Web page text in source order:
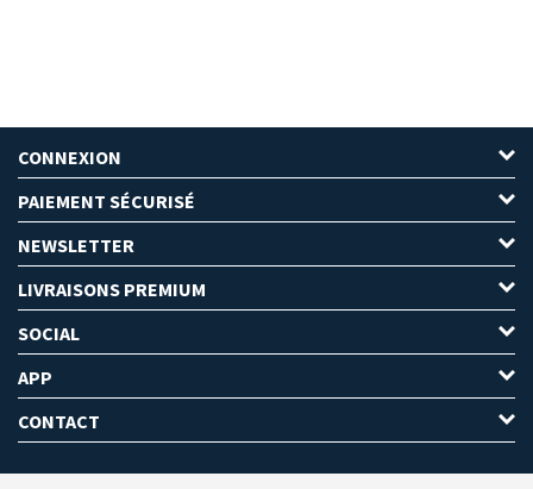
CONNEXION
PAIEMENT SÉCURISÉ
NEWSLETTER
LIVRAISONS PREMIUM
SOCIAL
APP
CONTACT